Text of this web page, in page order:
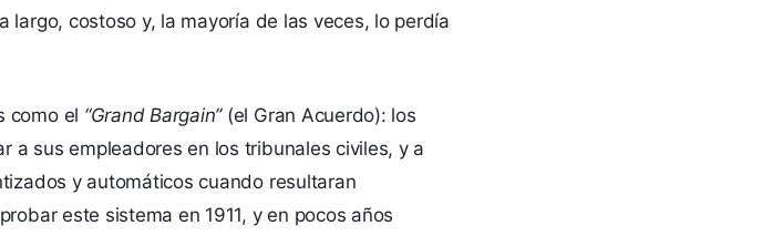
largo, costoso y, la mayoría de las veces, lo perdía
como el “Grand Bargain”(el Gran Acuerdo): los
a sus empleadores en los tribunales civiles, y a
y automáticos cuando resultaran
este sistema en 1911, y en pocos años